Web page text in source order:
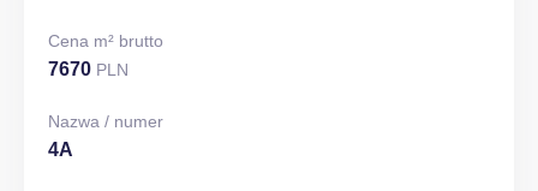
Cena m² brutto
7670 PLN
Nazwa / numer
4A